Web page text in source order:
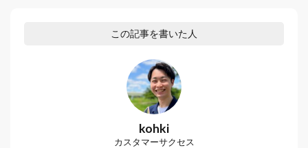
この記事を書いた人
kohki
カスタマーサクセス